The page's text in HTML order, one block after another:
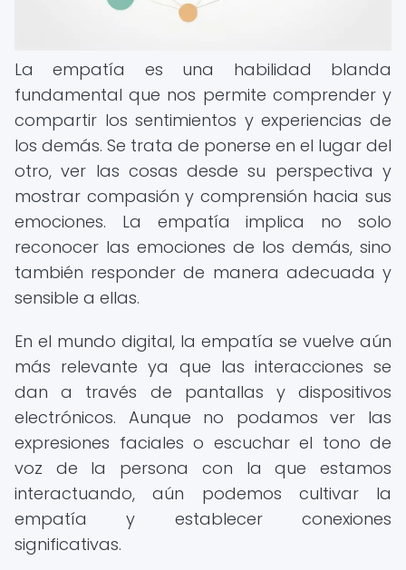
La empatía es una habilidad blanda
fundamental que nos permite comprender y
compartir los sentimientos y experiencias de
los demás. Se trata de ponerse en el lugar del
otro, ver las cosas desde su perspectiva y
mostrar compasión y comprensión hacia sus
emociones. La empatía implica no solo
reconocer las emociones de los demás, sino
también responder de manera adecuada y
sensible a ellas.
En el mundo digital, la empatía se vuelve aún
más relevante ya que las interacciones se
dan a través de pantallas y dispositivos
electrónicos. Aunque no podamos ver las
expresiones faciales o escuchar el tono de
voz de la persona con la que estamos
interactuando, aún podemos cultivar la
empatía y establecer conexiones
significativas.